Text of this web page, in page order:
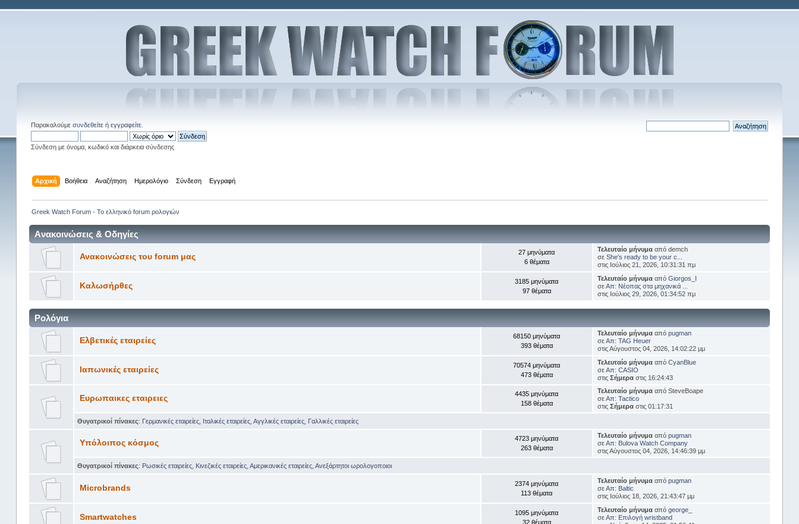
Παρακαλούμε συνδεθείτεή εγγραφείτε.
Σύνδεση με όνομα, κωδικό και διάρκεια σύνδεσης
Αρχική Βοήθεια Αναζήτηση Ημερολόγιο Σύνδεση Εγγραφή
Greek Watch Forum - Το ελληνικό forum ρολογιών
Aνακοινώσεις & Οδηγίες
Ανακοινώσεις του forum μας
27 μηνύματα
6 θέματα
Τελευταίο μήνυμα από demch
σεShe's ready to be your c...
στις Ιούλιος 21, 2026, 10:31:31 πμ
Καλωσήρθες
3185 μηνύματα
97 θέματα
Τελευταίο μήνυμα απόGiorgos_I
σεΑπ: Νέοπας στα μηχανικά ...
στις Ιούλιος 29, 2026, 01:34:52 πμ
Ρολόγια
Ελβετικές εταιρείες
68150 μηνύματα
393 θέματα
Τελευταίο μήνυμα απόpugman
σεΑπ: TAG Heuer
στις Αύγουστος 04, 2026, 14:02:22 μμ
Ιαπωνικές εταιρείες
70574 μηνύματα
473 θέματα
Τελευταίο μήνυμα απόCyanBlue
σεΑπ: CASIO
στιςΣήμερα στις 16:24:43
Ευρωπαικες εταιρειες
4435 μηνύματα
158 θέματα
Τελευταίο μήνυμα από SteveBoape
σεΑπ: Tactico
στιςΣήμερα στις 01:17:31
Θυγατρικοί πίνακες: Γερμανικές εταιρείες, Ιταλικές εταιρείες, Αγγλικές εταιρείες, Γαλλικές εταιρείες
Υπόλοιπος κόσμος
4723 μηνύματα
263 θέματα
Τελευταίο μήνυμα απόpugman
σεΑπ: Bulova Watch Company
στις Αύγουστος 04, 2026, 14:46:39 μμ
Θυγατρικοί πίνακες: Ρωσικές εταιρείες, Κινεζικές εταιρείες, Αμερικανικές εταιρείες, Ανεξάρτητοι ωρολογοποιοι
Microbrands
2374 μηνύματα
113 θέματα
Τελευταίο μήνυμα απόpugman
σεΑπ: Baltic
στις Ιούλιος 18, 2026, 21:43:47 μμ
Smartwatches
1095 μηνύματα
32 θέματα
Τελευταίο μήνυμα απόgeorge_
σεΑπ: Επιλογή wristband